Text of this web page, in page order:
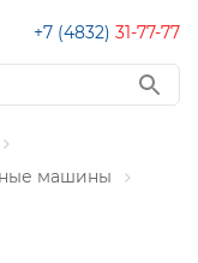
+7 (4832) 31-77-77
машины